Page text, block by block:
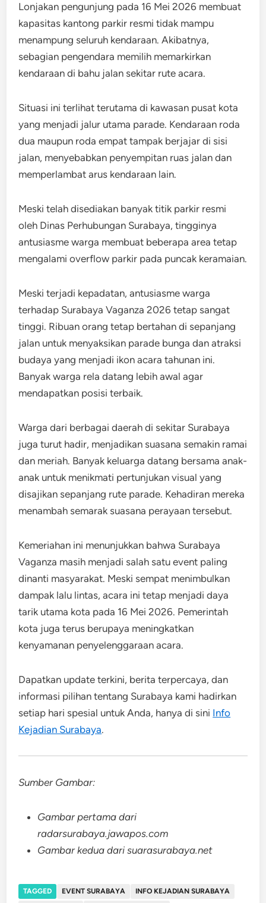
Lonjakan pengunjung pada 16 Mei 2026 membuat
kapasitas kantong parkir resmi tidak mampu
menampung seluruh kendaraan. Akibatnya,
sebagian pengendara memilih memarkirkan
kendaraan di bahu jalan sekitar rute acara.
Situasi ini terlihat terutama di kawasan pusat kota
yang menjadi jalur utama parade. Kendaraan roda
dua maupun roda empat tampak berjajar di sisi
jalan, menyebabkan penyempitan ruas jalan dan
memperlambat arus kendaraan lain.
Meski telah disediakan banyak titik parkir resmi
oleh Dinas Perhubungan Surabaya, tingginya
antusiasme warga membuat beberapa area tetap
mengalami overflow parkir pada puncak keramaian.
Meski terjadi kepadatan, antusiasme warga
terhadap Surabaya Vaganza 2026 tetap sangat
tinggi. Ribuan orang tetap bertahan di sepanjang
jalan untuk menyaksikan parade bunga dan atraksi
budaya yang menjadi ikon acara tahunan ini.
Banyak warga rela datang lebih awal agar
mendapatkan posisi terbaik.
Warga dari berbagai daerah di sekitar Surabaya
juga turut hadir, menjadikan suasana semakin ramai
dan meriah. Banyak keluarga datang bersama anak-
anak untuk menikmati pertunjukan visual yang
disajikan sepanjang rute parade. Kehadiran mereka
menambah semarak suasana perayaan tersebut.
Kemeriahan ini menunjukkan bahwa Surabaya
Vaganza masih menjadi salah satu event paling
dinanti masyarakat. Meski sempat menimbulkan
dampak lalu lintas, acara ini tetap menjadi daya
tarik utama kota pada 16 Mei 2026. Pemerintah
kota juga terus berupaya meningkatkan
kenyamanan penyelenggaraan acara.
Dapatkan update terkini, berita terpercaya, dan
informasi pilihan tentang Surabaya kami hadirkan
setiap hari spesial untuk Anda, hanya di sini Info
Kejadian Surabaya.
Sumber Gambar:
Gambar pertama dari
radarsurabaya.jawapos.com
Gambar kedua dari suarasurabaya.net
TAGGED EVENT SURABAYA
INFO KEJADIAN SURABAYA